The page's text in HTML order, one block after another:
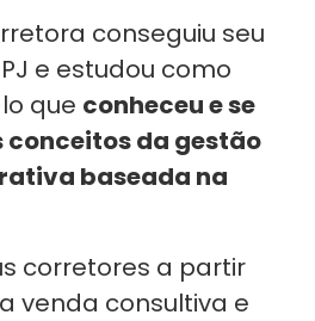
conseguiu seu
e estudou como
que conheceu e se
conceitos da gestão
baseada na
corretores a partir
venda consultiva e